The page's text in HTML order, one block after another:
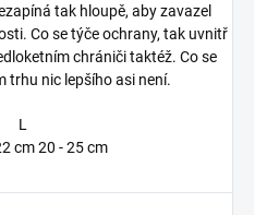
tak hloupě, aby zavazel
Co se týče ochrany, tak uvnitř
chrániči taktéž. Co se
trhu nic lepšího asi není.
cm 20 - 25 cm